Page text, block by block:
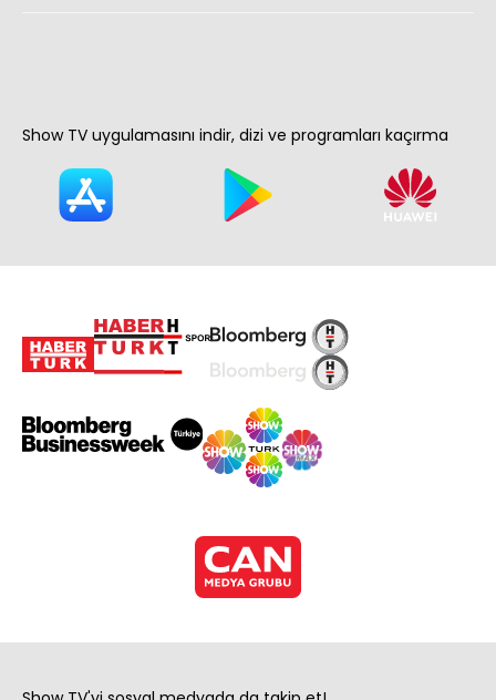
Show TV uygulamasını indir, dizi ve programları kaçırma